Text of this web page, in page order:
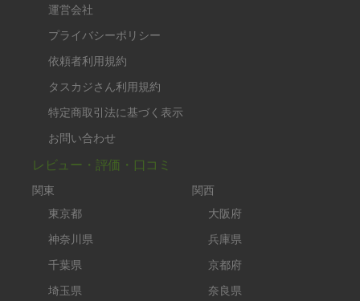
運営会社
プライバシーポリシー
依頼者利用規約
タスカジさん利用規約
特定商取引法に基づく表示
お問い合わせ
レビュー・評価・口コミ
関東
東京都
神奈川県
千葉県
埼玉県
関西
大阪府
兵庫県
京都府
奈良県